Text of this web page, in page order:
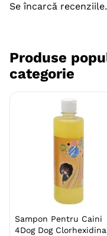
Se încarcă
Produse
categorie
Sampon Pentru Caini
4Dog Dog